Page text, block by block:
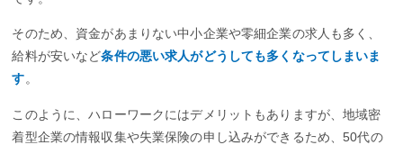
そのため、資金があまりない中小企業や零細企業の求人も多く、
給料が安いなど条件の悪い求人がどうしても多くなってしまいま
す。
このように、ハローワークにはデメリットもありますが、地域密
着型企業の情報収集や失業保険の申し込みができるため、50代の